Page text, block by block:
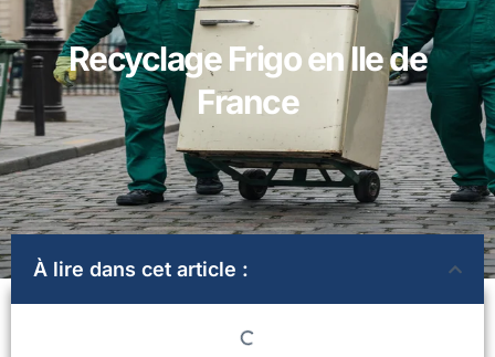
Recyclage Frigo en Ile de
France
À lire dans cet article :